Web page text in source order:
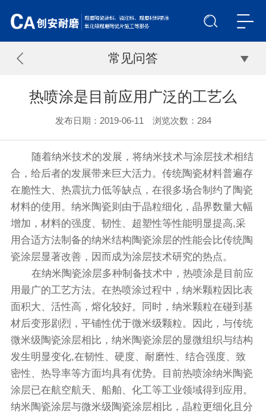
常见问答
热喷涂是目前应用广泛的工艺么
发布日期：2019-06-11 浏览次数： 284
随着纳米技术的发展，将纳米技术与涂层技术相结
合，给后者的发展带来巨大活力。传统陶瓷材料普遍存
在脆性大、热震抗力低等缺点，在很多场合制约了陶瓷
材料的使用。纳米陶瓷则由于晶粒细化，晶界数量大幅
增加，材料的强度、韧性、超塑性等性能明显提高,采
用合适方法制备的纳米结构陶瓷涂层的性能会比传统陶
瓷涂层显著改善，因而成为涂层技术研究的热点。
在纳米陶瓷涂层多种制备技术中，热喷涂是目前应
用最广的工艺方法。在热喷涂过程中，纳米颗粒因比表
面积大、活性高，熔化较好。同时，纳米颗粒在碰到基
材后变形剧烈，平铺性优于微米级颗粒。因此，与传统
微米级陶瓷涂层相比，纳米陶瓷涂层的显微组织与结构
发生明显变化,在韧性、硬度、耐磨性、结合强度、致
密性、热导率等方面均具有优势。目前热喷涂纳米陶瓷
涂层已在航空航天、船舶、化工等工业领域得到应用。
纳米陶瓷涂层与微米级陶瓷涂层相比，晶粒更细化且分